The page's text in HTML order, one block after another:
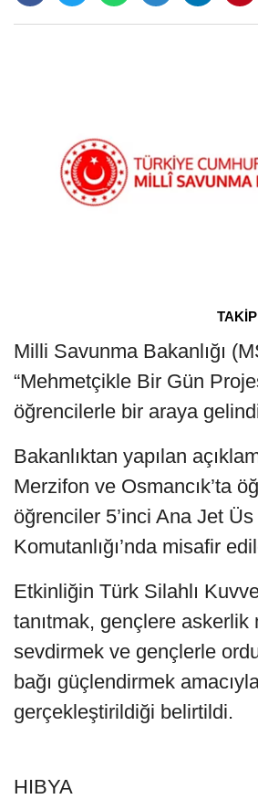
Milli Savunma Bakanlığı
“Mehmetçikle Bir Gün
öğrencilerle bir araya
Bakanlıktan yapılan
Merzifon ve Osmancık’ta
öğrenciler 5’inci Ana Jet Üs
Komutanlığı’nda misafir
Etkinliğin Türk Silahlı
tanıtmak, gençlere askerlik
sevdirmek ve gençlerle
bağı güçlendirmek
gerçekleştirildiği belirtildi.
HIBYA